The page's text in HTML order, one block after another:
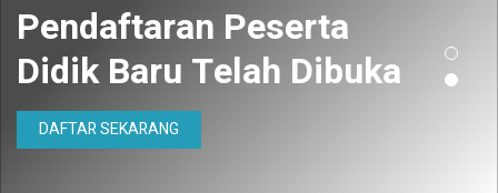
Pendaftaran Peserta
Didik Baru Telah Dibuka
DAFTAR SEKARANG